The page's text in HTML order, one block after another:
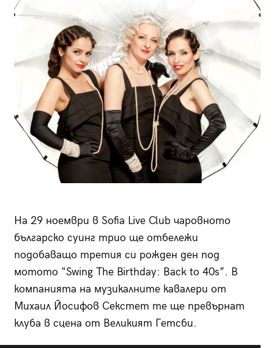
На 29 ноември в Sofia Live Club чаровното
българско суинг трио ще отбележи
подобаващо третия си рожден ден под
мотото "Swing The Birthday: Back to 40s”. В
компанията на музикалните кавалери от
Михаил Йосифов Секстет те ще превърнат
клуба в сцена от Великият Гетсби.